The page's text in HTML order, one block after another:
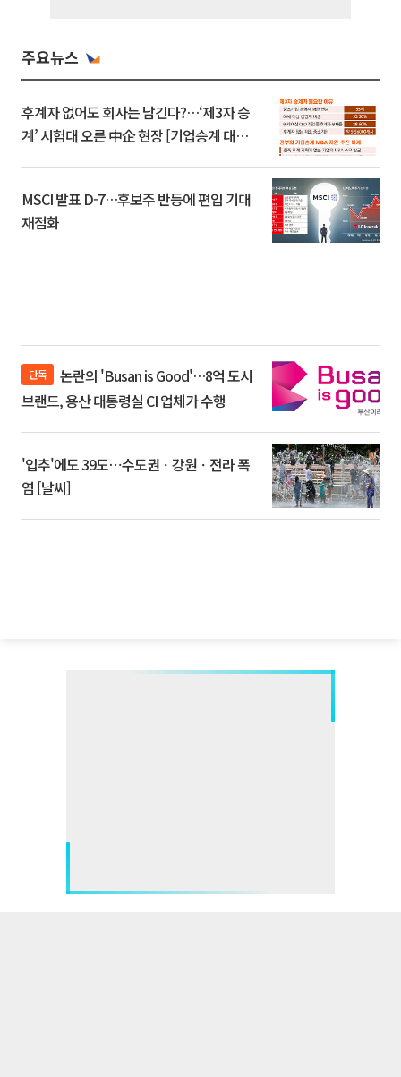
주요뉴스
후계자 없어도 회사는 남긴다?…‘제3자 승
계’ 시험대 오른 中企 현장 [기업승계 대전
MSCI 발표 D-7…후보주 반등에 편입 기대
재점화
단독
브랜드, 용산 대통령실 CI 업체가 수행
'입추'에도 39도⋯수도권ㆍ강원ㆍ전라 폭
염 [날씨]